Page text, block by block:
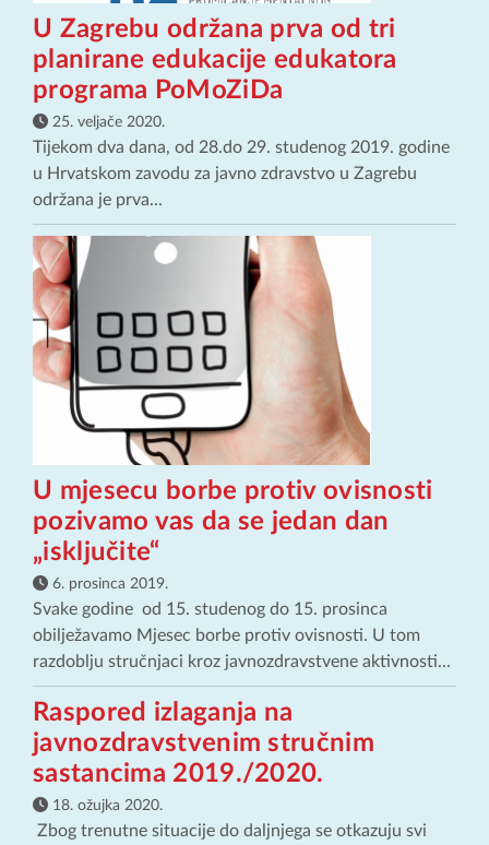
U Zagrebu održana prva od tri
planirane edukacije edukatora
programa PoMoZiDa
25. veljače 2020.
Tijekom dva dana, od 28.do 29. studenog 2019. godine
u Hrvatskom zavodu za javno zdravstvo u Zagrebu
održana je prva...
U mjesecu borbe protiv ovisnosti
pozivamo vas da se jedan dan
„isključite“
6. prosinca 2019.
Svake godine od 15. studenog do 15. prosinca
obilježavamo Mjesec borbe protiv ovisnosti. U tom
razdoblju stručnjaci kroz javnozdravstvene aktivnosti...
Raspored izlaganja na
javnozdravstvenim stručnim
sastancima 2019./2020.
18. ožujka 2020.
Zbog trenutne situacije do daljnjega se otkazuju svi